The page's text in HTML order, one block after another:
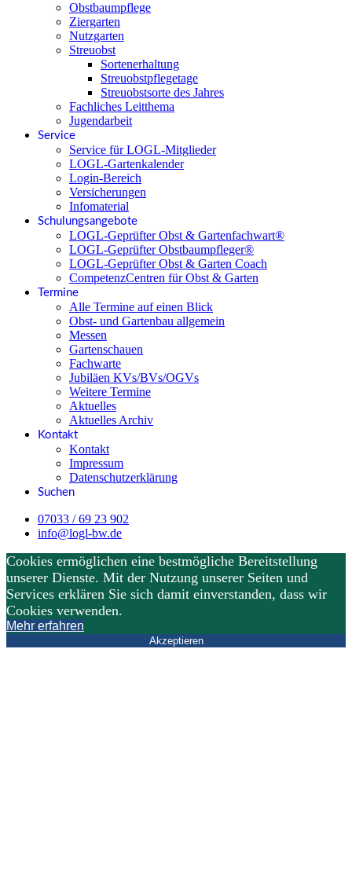
Obstbaumpflege
Ziergarten
Nutzgarten
Streuobst
Sortenerhaltung
Streuobstpflegetage
Streuobstsorte des Jahres
Fachliches Leitthema
Jugendarbeit
Service
Service für LOGL-Mitglieder
LOGL-Gartenkalender
Login-Bereich
Versicherungen
Infomaterial
Schulungsangebote
LOGL-Geprüfter Obst & Gartenfachwart®
LOGL-Geprüfter Obstbaumpfleger®
LOGL-Geprüfter Obst & Garten Coach
CompetenzCentren für Obst & Garten
Termine
Alle Termine auf einen Blick
Obst- und Gartenbau allgemein
Messen
Gartenschauen
Fachwarte
Jubiläen KVs/BVs/OGVs
Weitere Termine
Aktuelles
Aktuelles Archiv
Kontakt
Kontakt
Impressum
Datenschutzerklärung
Suchen
07033 / 69 23 902
info@logl-bw.de
Cookies ermöglichen eine bestmögliche Bereitstellung
unserer Dienste. Mit der Nutzung unserer Seiten und
Services erklären Sie sich damit einverstanden, dass wir
Cookies verwenden.
Mehr erfahren
Akzeptieren